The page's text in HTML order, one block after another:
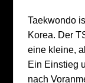
Taekwondo
Korea. Der
eine kleine,
Ein Einstieg
nach